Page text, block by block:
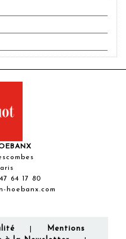
64 17 80
hoebanx.com
Mentions